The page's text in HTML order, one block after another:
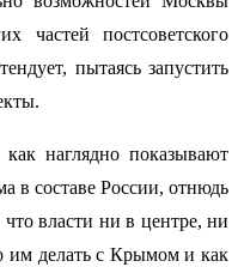
частей постсоветского
пытаясь запустить
наглядно показывают
в составе России, отнюдь
власти ни в центре, ни
им делать с Крымом и как